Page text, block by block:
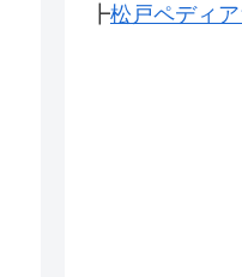
┣松戸ペディア